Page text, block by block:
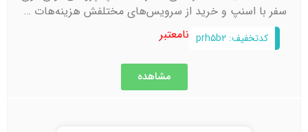
سفر با اسنپ و خرید از سرویس‌های مختلفش هزینه‌هات …
کدتخفیف: prh۵b۲ نامعتبر
مشاهده